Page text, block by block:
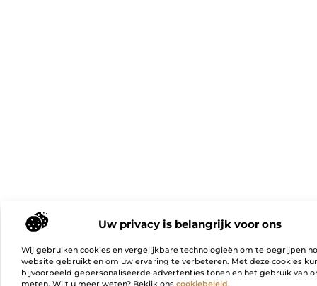
Uw privacy is belangrijk voor ons
Wij gebruiken cookies en vergelijkbare technologieën om te begrijpen
website gebruikt en om uw ervaring te verbeteren. Met deze cookies
bijvoorbeeld gepersonaliseerde advertenties tonen en het gebruik van
meten. Wilt u meer weten? Bekijk ons cookiebeleid.